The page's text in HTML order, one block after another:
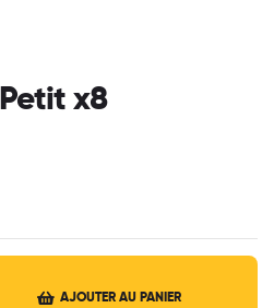
x8
AJOUTER AU PANIER